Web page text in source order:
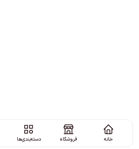
خانه فروشگاه دسته‌بندی‌ها